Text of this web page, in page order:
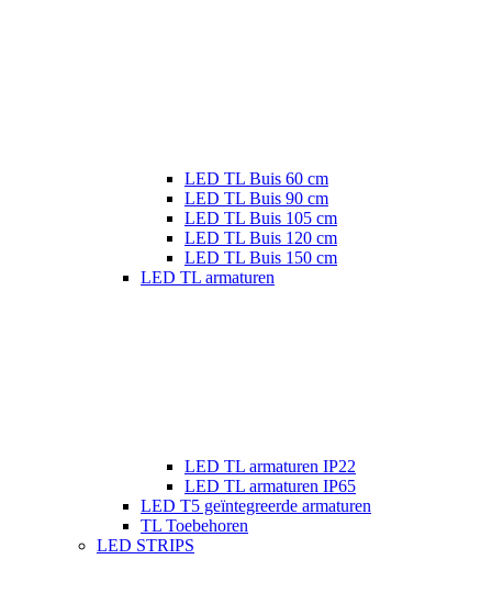
LED TL Buis 60 cm
LED TL Buis 90 cm
LED TL Buis 105 cm
LED TL Buis 120 cm
LED TL Buis 150 cm
LED TL armaturen
LED TL armaturen IP22
LED TL armaturen IP65
LED T5 geïntegreerde armaturen
TL Toebehoren
LED STRIPS